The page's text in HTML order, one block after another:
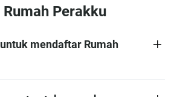
Perakku
mendaftar Rumah